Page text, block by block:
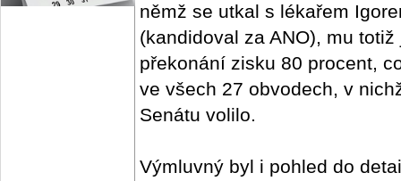
němž se utkal s lékařem
(kandidoval za ANO), mu
překonání zisku 80 procent,
ve všech 27 obvodech, v
Senátu volilo.
Výmluvný byl i pohled do